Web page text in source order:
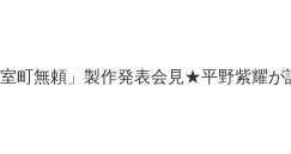
町無頼」製作発表会見★平野紫耀